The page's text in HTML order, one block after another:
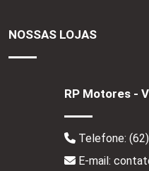
NOSSAS LOJAS
RP Motores -
Telefone:
E-mail: